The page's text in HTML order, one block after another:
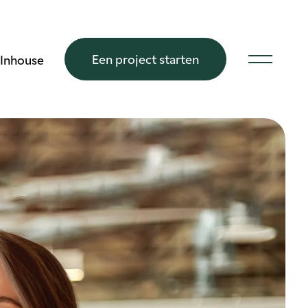
Inhouse Een project starten